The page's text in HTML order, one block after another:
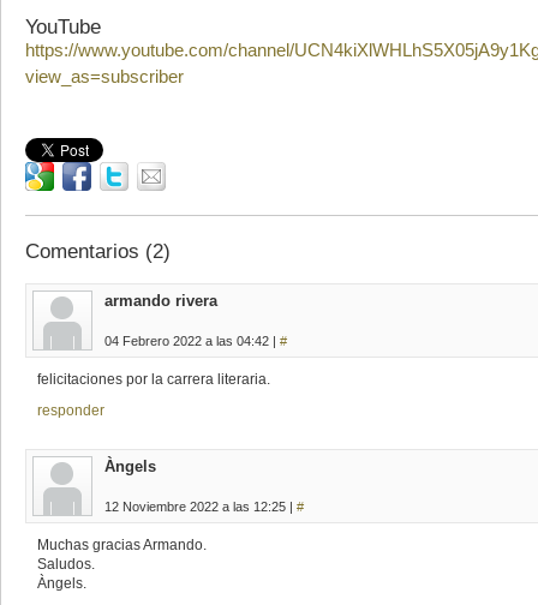
YouTube
https://www.youtube.com/channel/
view_as=subscriber
Comentarios (2)
armando rivera
04 Febrero 2022 a las 04:42 | #
felicitaciones por la carrera literaria.
responder
Àngels
12 Noviembre 2022 a las 12:25 | #
Muchas gracias Armando.
Saludos.
Àngels.